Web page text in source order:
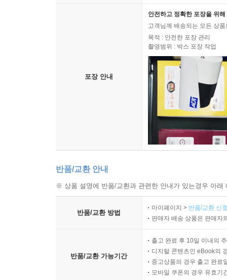
차라리 책을 당장 내려놓고 그냥 가버리는 편이 나
“압축적인 대사 하나하나마다 인간의 복잡성이
사이에서 르미어의 위치를 확립해 주었다.”
― 「레인 택시 리뷰 오브 북스」
“만화라는 매체의 최고 수준을 보여 주는 작품이다.”
포장 안내
안전하고 정확한 포장을 위
고객님께 배송되는 모든 상
목적 : 안전한 포장 관리
촬영범위 : 박스 포장 작업
반품/교환 안내
※ 상품 설명에 반품/교환과 관련한 안내가 있는경우 아
반품/교환 방법
마이페이지 > 반품/교환 신
판매자 배송 상품은 판매자
반품/교환 가능기간
출고 완료 후 10일 이내의
디지털 콘텐츠인 eBook의
중고상품의 경우 출고 완료
모바일 쿠폰의 경우 유효기